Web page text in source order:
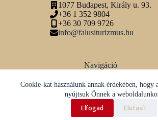
Cookie-kat használunk annak érdekében, hogy
nyújtsuk Önnek a
Elfogad Elutasít
1077 Budapest, Király u. 93.
+36 1 352 9804
+36 30 709 9726
info@falusiturizmus.hu
Navigáció
Adatvédelmi tájékoztató
Közösségi média